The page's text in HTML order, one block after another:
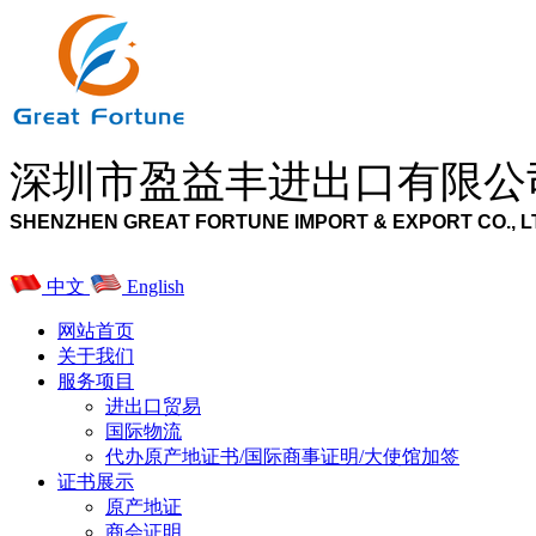
深圳市盈益丰进出口有限公
SHENZHEN GREAT FORTUNE IMPORT & EXPORT CO.,
中文 English
网站首页
关于我们
服务项目
进出口贸易
国际物流
代办原产地证书/国际商事证明/大使馆加签
证书展示
原产地证
商会证明